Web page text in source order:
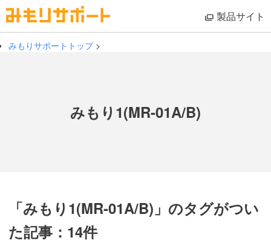
製品サイト
みもりサポートトップ>
みもり1(MR-01A/B)
「みもり1(MR-01A/B)」のタグがつい
た記事：14件